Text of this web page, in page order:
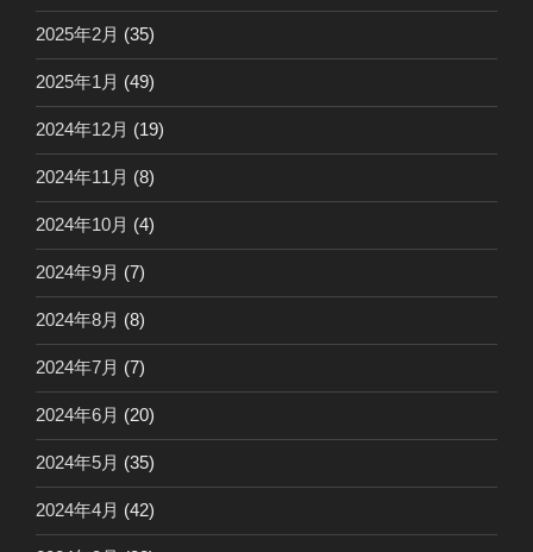
2025年2月 (35)
2025年1月 (49)
2024年12月 (19)
2024年11月 (8)
2024年10月 (4)
2024年9月 (7)
2024年8月 (8)
2024年7月 (7)
2024年6月 (20)
2024年5月 (35)
2024年4月 (42)